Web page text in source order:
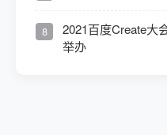
8
2021百度Create大
举办